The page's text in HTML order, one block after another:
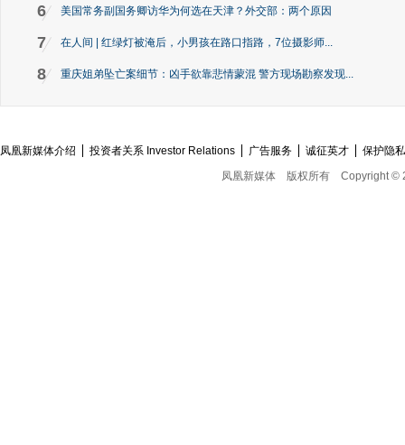
6 美国常务副国务卿访华为何选在天津？外交部：两个原因
7 在人间 | 红绿灯被淹后，小男孩在路口指路，7位摄影师...
8 重庆姐弟坠亡案细节：凶手欲靠悲情蒙混 警方现场勘察发现...
凤凰新媒体介绍 投资者关系 Investor Relations 广告服务 诚征英才
保护隐
凤凰新媒体
版权所有 Copyright ©